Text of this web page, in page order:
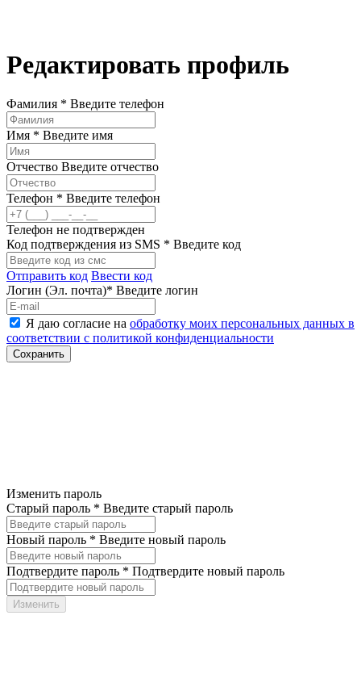
Редактировать профиль
Фамилия * Введите телефон
Имя * Введите имя
Отчество Введите отчество
Телефон * Введите телефон
Телефон не подтвержден
Код подтверждения из SMS * Введите код
Отправить код Ввести код
Логин (Эл. почта)* Введите логин
Я даю согласие на обработку моих персональных данных в
соответствии с политикой конфиденциальности
Изменить пароль
Старый пароль * Введите старый пароль
Новый пароль * Введите новый пароль
Подтвердите пароль * Подтвердите новый пароль